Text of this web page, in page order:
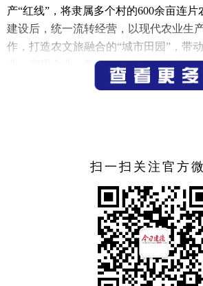
产“红线”，将隶属多个村的600余亩连片
建设后，统一流转经营，以现代农业生
作，打造农文旅融合的“城市田园”，带
业，实现企业、集体、农户的共同富裕
济的良性发展。图为更楼街道的城南城
扫一扫关注官方